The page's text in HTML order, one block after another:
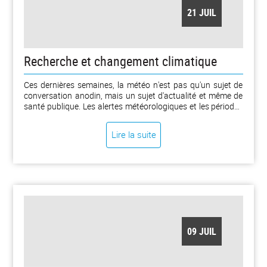
21 JUIL
Recherche et changement climatique
Ces dernières semaines, la météo n'est pas qu'un sujet de
conversation anodin, mais un sujet d'actualité et même de
santé publique. Les alertes météorologiques et les périodes
d’inondation) sont de plus en plus fréquentes. Se saisissant
des enjeux de société, nos chercheurs et chercheuses, ainsi
que les doctorantes et doctorants, consacrent des travaux
Lire la suite
09 JUIL